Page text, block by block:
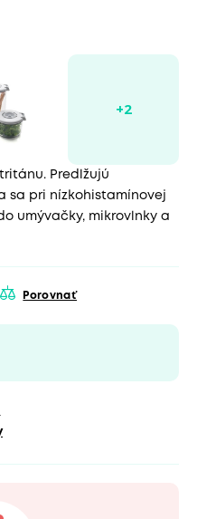
Predlžujú
sa pri nízkohistamínovej
umývačky, mikrovlnky a
Porovnať